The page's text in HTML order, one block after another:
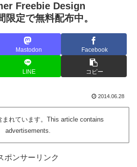
Freebie Design
定で無料配布中。
Mastodon Facebook
LINE コピー
2014.06.28
まれています。This article contains
advertisements.
ポンサーリンク